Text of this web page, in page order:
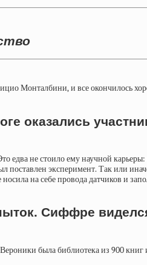
Монталбини, и все окончилось
оказались
едва не стоило ему научной
эксперимент. Так или
на себе провода датчиков и
Сиффре
была библиотека из 900